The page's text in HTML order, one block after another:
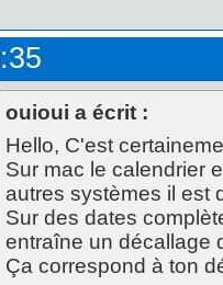
ouioui a écrit :
Hello, C'est
Sur mac le calendrier
autres systèmes il est
Sur des dates
entraîne un décallage
Ça correspond à ton